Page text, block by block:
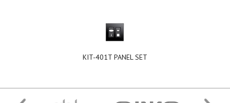
KIT-401T PANEL SET